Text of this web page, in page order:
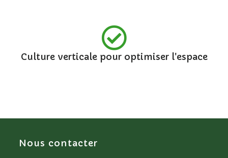
Culture verticale pour optimiser l'espace
Nous contacter